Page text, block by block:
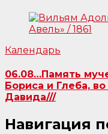
Календарь
06.08…Память
Бориса и Глеба,
Давида///
Навигация